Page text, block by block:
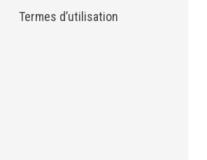
Termes d’utilisation